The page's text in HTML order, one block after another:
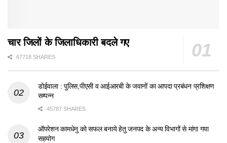
चार जिलों के जिलाधिकारी बदले गए
67718 SHARES
डोईवाला : पुलिस,पीएसी व आईआरबी के जवानों का आपदा प्रबंधन प्रशिक्षण
सम्पन्न
45787 SHARES
ऑपरेशन कामधेनु को सफल बनाये हेतु जनपद के अन्य विभागों से मांगा गया
सहयोग